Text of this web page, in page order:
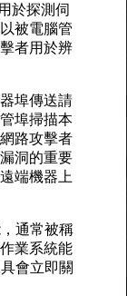
於探測伺
被電腦管
者用於辨
埠傳送請
埠掃描本
路攻擊者
洞的重要
端機器上
通常被稱
業系統能
會立即關